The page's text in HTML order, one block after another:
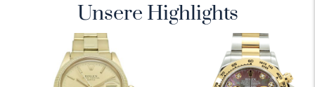
Unsere Highlights